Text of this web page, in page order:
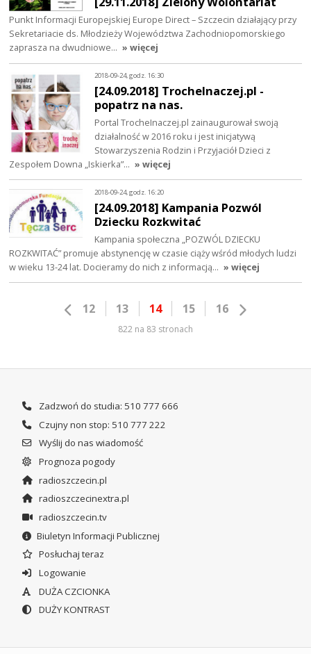
Punkt Informacji Europejskiej Europe Direct – Szczecin działający przy
Sekretariacie ds. Młodzieży Województwa Zachodniopomorskiego
zaprasza na dwudniowe… » więcej
2018-09-24, godz. 16:30
[24.09.2018] TrocheInaczej.pl -
popatrz na nas.
Portal TrocheInaczej.pl zainaugurował swoją
działalność w 2016 roku i jest inicjatywą
Stowarzyszenia Rodzin i Przyjaciół Dzieci z
Zespołem Downa „Iskierka”… » więcej
2018-09-24, godz. 16:20
[24.09.2018] Kampania Pozwól
Dziecku Rozkwitać
Kampania społeczna „POZWÓL DZIECKU
ROZKWITAĆ” promuje abstynencję w czasie ciąży wśród młodych ludzi
w wieku 13-24 lat. Docieramy do nich z informacją… » więcej
12 13 14 15 16
822 na 83 stronach
Zadzwoń do studia: 510 777 666
Czujny non stop: 510 777 222
Wyślij do nas wiadomość
Prognoza pogody
radioszczecin.pl
radioszczecinextra.pl
radioszczecin.tv
Biuletyn Informacji Publicznej
Posłuchaj teraz
Logowanie
DUŻA CZCIONKA
DUŻY KONTRAST